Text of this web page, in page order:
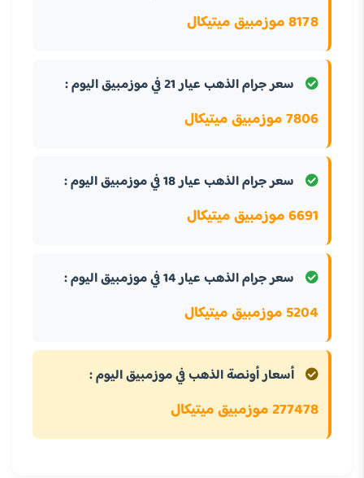
8178 موزمبيق ميتيكال
سعر جرام الذهب عيار 21 في موزمبيق اليوم :
7806 موزمبيق ميتيكال
سعر جرام الذهب عيار 18 في موزمبيق اليوم :
6691 موزمبيق ميتيكال
سعر جرام الذهب عيار 14 في موزمبيق اليوم :
5204 موزمبيق ميتيكال
أسعار أونصة الذهب في موزمبيق اليوم :
277478 موزمبيق ميتيكال